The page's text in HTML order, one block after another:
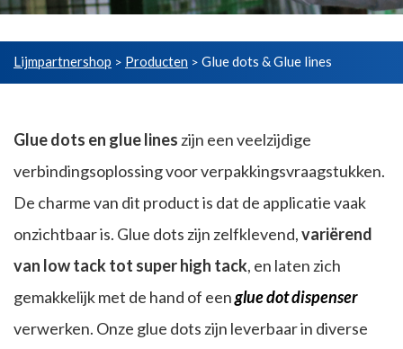
Lijmpartnershop > Producten > Glue dots & Glue lines
Glue dots en glue lines zijn een veelzijdige
verbindingsoplossing voor verpakkingsvraagstukken.
De charme van dit product is dat de applicatie vaak
onzichtbaar is. Glue dots zijn zelfklevend,variërend
van low tack tot super high tack, en laten zich
gemakkelijk met de hand of eenglue dot dispenser
verwerken. Onze glue dots zijn leverbaar in diverse